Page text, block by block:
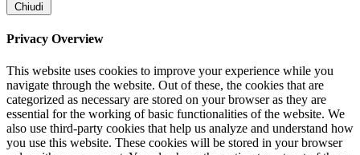
Chiudi
Privacy Overview
This website uses cookies to improve your experience while you
navigate through the website. Out of these, the cookies that are
categorized as necessary are stored on your browser as they are
essential for the working of basic functionalities of the website. We
also use third-party cookies that help us analyze and understand how
you use this website. These cookies will be stored in your browser